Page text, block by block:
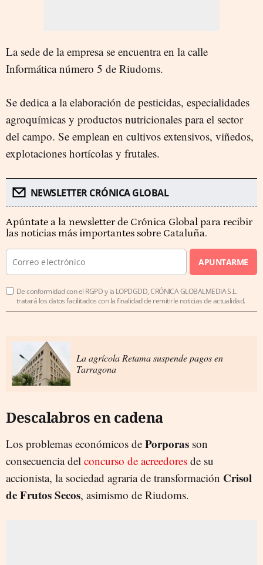
La sede de la empresa se encuentra en la calle
Informática número 5 de Riudoms.
Se dedica a la elaboración de pesticidas, especialidades
agroquímicas y productos nutricionales para el sector
del campo. Se emplean en cultivos extensivos, viñedos,
explotaciones hortícolas y frutales.
NEWSLETTER CRÓNICA GLOBAL
Apúntate a la newsletter de Crónica Global para recibir
las noticias más importantes sobre Cataluña.
APUNTARME
De conformidad con el RGPD y la LOPDGDD, CRÓNICA GLOBALMEDIA S.L.
tratará los datos facilitados con la finalidad de remitirle noticias de actualidad.
La agrícola Retama suspende pagos en
Tarragona
Descalabros en cadena
Los problemas económicos de Porporas son
consecuencia del concurso de acreedores de su
accionista, la sociedad agraria de transformación Crisol
de Frutos Secos, asimismo de Riudoms.